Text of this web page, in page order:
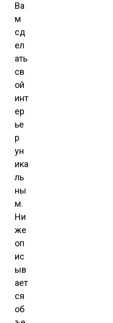
Ва
м
сд
ел
ать
св
ой
инт
ер
ье
р
ун
ика
ль
ны
м.
Ни
же
оп
ис
ыв
ает
ся
об